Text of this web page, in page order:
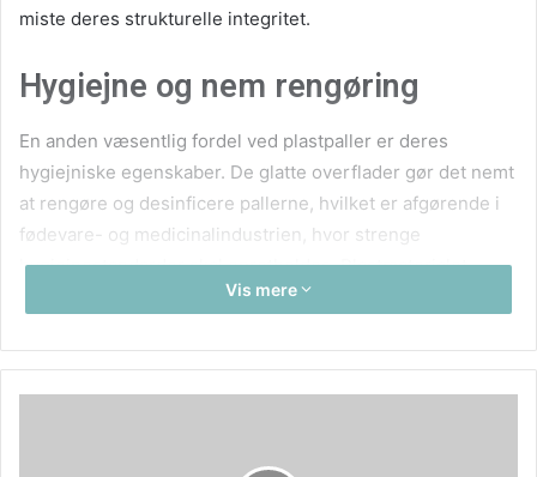
miste deres strukturelle integritet.
Hygiejne og nem rengøring
En anden væsentlig fordel ved plastpaller er deres
hygiejniske egenskaber. De glatte overflader gør det nemt
at rengøre og desinficere pallerne, hvilket er afgørende i
fødevare- og medicinalindustrien, hvor strenge
hygiejnestandarder skal opretholdes. Plastmaterialet
forhindrer også absorption af fugt og bakterier, hvilket
transport og opbevaring.
Vis mere